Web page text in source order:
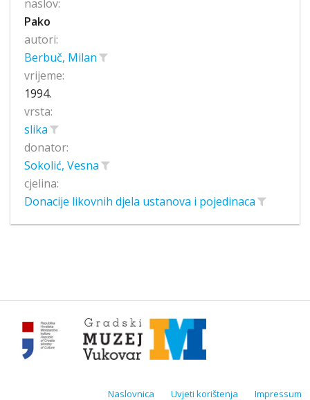
naslov:
Pako
autori:
Berbuč, Milan
vrijeme:
1994.
vrsta:
slika
donator:
Sokolić, Vesna
cjelina:
Donacije likovnih djela ustanova i pojedinaca
Naslovnica Uvjeti korištenja Impressum